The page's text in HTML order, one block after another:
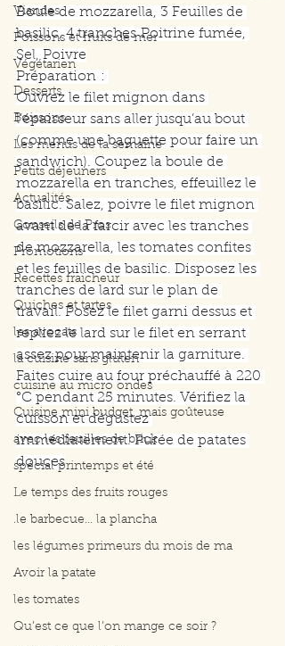
Viandes
Poissons et fruits de mer
Végétarien
Desserts
Boissons
Les menus de la semaine
Petits déjeuners
Actualités
Conseils de Pros
Promotions
Recettes fraicheur
Quiches et tartes
les avocats
la cuisine sans gluten
cuisine au micro ondes
Cuisine mini budget, mais goûteuse
avec les feuilles de brick
spécial printemps et été
Le temps des fruits rouges
.le barbecue... la plancha
les légumes primeurs du mois de ma
Avoir la patate
les tomates
Qu’est ce que l’on mange ce soir ?
Boule de mozzarella, 3 Feuilles de
basilic, 4 tranches Poitrine fumée,
Sel, Poivre
Préparation :
Ouvrez le filet mignon dans
l’épaisseur sans aller jusqu’au bout
(comme une baguette pour faire un
sandwich). Coupez la boule de
mozzarella en tranches, effeuillez le
basilic. Salez, poivre le filet mignon
avant de la farcir avec les tranches
de mozzarella, les tomates confites
et les feuilles de basilic. Disposez les
tranches de lard sur le plan de
travail. Posez le filet garni dessus et
repliez le lard sur le filet en serrant
assez pour maintenir la garniture.
Faites cuire au four préchauffé à 220
°C pendant 25 minutes. Vérifiez la
cuisson et dégustez
immédiatement. Purée de patates
douces